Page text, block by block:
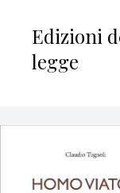
Edizioni
legge